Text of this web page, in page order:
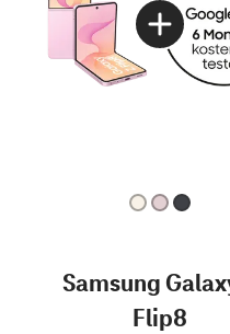
Samsung
Flip8